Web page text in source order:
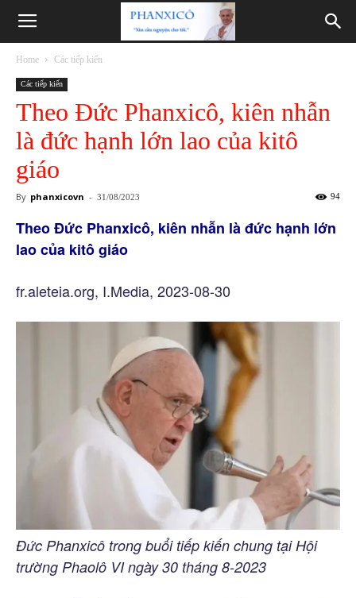
Phanxicô
Home Các tiếp kiến
Các tiếp kiến
Theo Đức Phanxicô, kiên nhẫn
là đức hạnh lớn lao của kitô
giáo
By phanxicovn - 31/08/2023 94
Theo Đức Phanxicô, kiên nhẫn là đức hạnh lớn
lao của kitô giáo
fr.aleteia.org, I.Media, 2023-08-30
Đức Phanxicô trong buổi tiếp kiến chung tại Hội
trường Phaolô VI ngày 30 tháng 8-2023